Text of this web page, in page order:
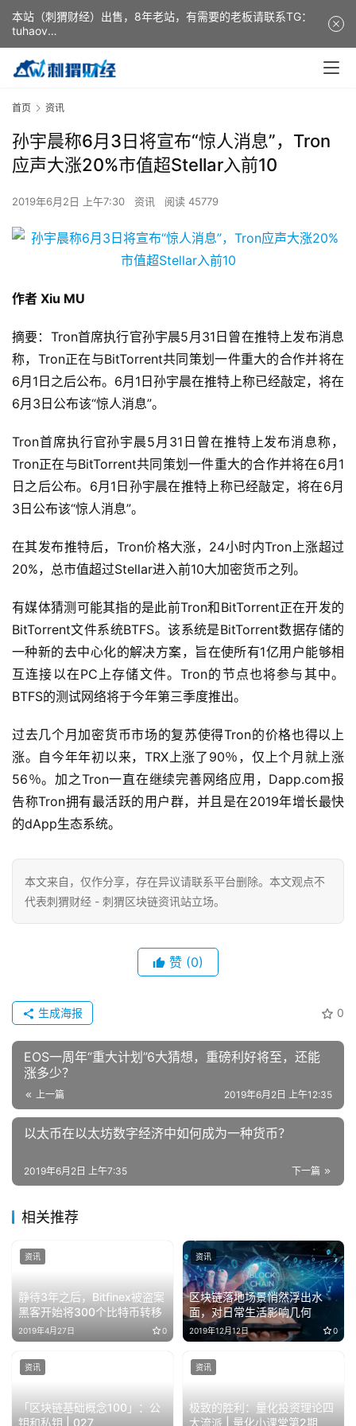
首页 资讯
孙宇晨称6月3日将宣布“惊人消息”，Tron
应声大涨20%市值超Stellar入前10
2019年6月2日 上午7:30 资讯 阅读 45779
作者 Xiu MU
摘要：Tron首席执行官孙宇晨5月31日曾在推特上发布消息
称，Tron正在与BitTorrent共同策划一件重大的合作并将在
6月1日之后公布。6月1日孙宇晨在推特上称已经敲定，将在
6月3日公布该“惊人消息”。
Tron首席执行官孙宇晨5月31日曾在推特上发布消息称，
Tron正在与BitTorrent共同策划一件重大的合作并将在6月1
日之后公布。6月1日孙宇晨在推特上称已经敲定，将在6月
3日公布该“惊人消息”。
在其发布推特后，Tron价格大涨，24小时内Tron上涨超过
20%，总市值超过Stellar进入前10大加密货币之列。
有媒体猜测可能其指的是此前Tron和BitTorrent正在开发的
BitTorrent文件系统BTFS。该系统是BitTorrent数据存储的
一种新的去中心化的解决方案，旨在使所有1亿用户能够相
互连接以在PC上存储文件。Tron的节点也将参与其中。
BTFS的测试网络将于今年第三季度推出。
过去几个月加密货币市场的复苏使得Tron的价格也得以上
涨。自今年年初以来，TRX上涨了90％，仅上个月就上涨
56％。加之Tron一直在继续完善网络应用，Dapp.com报
告称Tron拥有最活跃的用户群，并且是在2019年增长最快
的dApp生态系统。
本文来自 ，仅作分享，存在异议请联系平台删除。本文观点不
代表刺猬财经 - 刺猬区块链资讯站立场。
赞 (0)
0
生成海报
EOS一周年“重大计划”6大猜想，重磅利好将至，还能
涨多少？
上一篇 2019年6月2日 上午12:35
以太币在以太坊数字经济中如何成为一种货币？
下一篇
2019年6月2日 上午7:35
相关推荐
静待3年之后，Bitfinex被盗案
黑客开始将300个比特币转移
2019年4月27日 0
资讯
区块链落地场景悄然浮出水
面，对日常生活影响几何
2019年12月12日 0
资讯
「区块链基础概念100」：公
钥和私钥 | 027
资讯
极致的胜利：量化投资理论四
大流派 | 量化小课堂第2期
资讯
本站（刺猬财经）出售，8年老站，有需要的老板请联系TG：
tuhaov
This website (ciweicaijing) is for sale. It is a 8-year-old
website. If you need it, please contact TG: tuhaov